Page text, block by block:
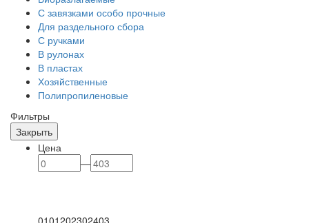
С завязками особо прочные
Для раздельного сбора
С ручками
В рулонах
В пластах
Хозяйственные
Полипропиленовые
Фильтры
Закрыть
Цена
—